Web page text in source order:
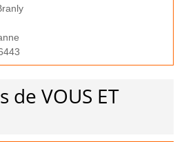
de VOUS ET